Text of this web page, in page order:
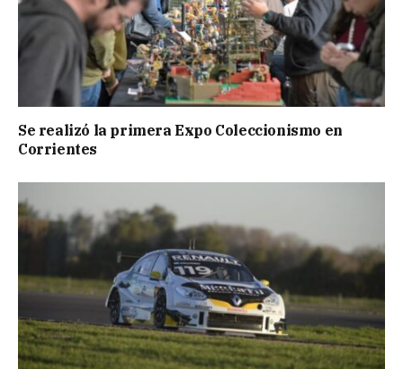
Se realizó la primera Expo Coleccionismo en
Corrientes